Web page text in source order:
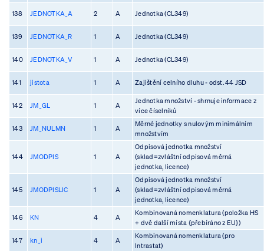
138 JEDNOTKA_A 2 A Jednotka (CL349)
139 JEDNOTKA_R 1 A Jednotka (CL349)
140 JEDNOTKA_V 1 A Jednotka (CL349)
141 jistota 1 A Zajištění celního dluhu - odst. 44 JSD
142 JM_GL 1 A
Jednotka množství - shrnuje informace z
více číselníků
143 JM_NULMN 1 A
Měrné jednotky s nulovým minimálním
množstvím
144 JMODPIS 1 A
Odpisová jednotka množství
(sklad=zvláštní odpisová měrná
jednotka, licence)
145 JMODPISLIC 1 A
Odpisová jednotka množství
(sklad=zvláštní odpisová měrná
jednotka, licence)
146 KN 4 A
Kombinovaná nomenklatura (položka HS
+ dvě další místa {přebíráno z EU})
147 kn_i 4 A
Kombinovaná nomenklatura (pro
Intrastat)